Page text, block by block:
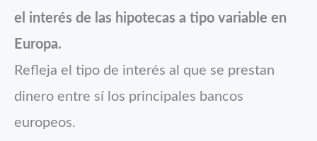
el interés de las hipotecas a tipo variable en
Europa.
Refleja el tipo de interés al que se prestan
dinero entre sí los principales bancos
europeos.